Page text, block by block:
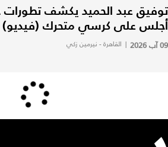
توفيق عبد الحميد يكشف تطورات
أجلس على كرسي متحرك (فيديو)
09 آب 2026 | القاهرة - نيرمين زكي